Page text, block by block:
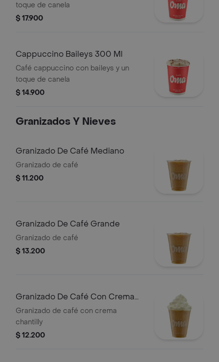
toque de canela
$ 17.900
Cappuccino Baileys 300 Ml
Café cappuccino con baileys y un
toque de canela
$ 14.900
Granizados Y Nieves
Granizado De Café Mediano
Granizado de café
$ 11.200
Granizado De Café Grande
Granizado de café
$ 13.200
Granizado De Café Con Crema
Mediano
Granizado de café con crema
chantilly
$ 12.200